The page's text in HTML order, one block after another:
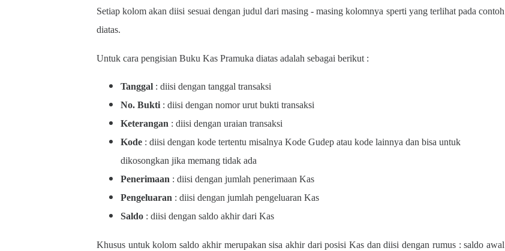
Setiap kolom akan diisi sesuai dengan judul dari masing - masing kolomnya sperti yang terlihat pada contoh
diatas.
Untuk cara pengisian Buku Kas Pramuka diatas adalah sebagai berikut :
Tanggal : diisi dengan tanggal transaksi
No. Bukti: diisi dengan nomor urut bukti transaksi
Keterangan : diisi dengan uraian transaksi
Kode : diisi dengan kode tertentu misalnya Kode Gudep atau kode lainnya dan bisa untuk
dikosongkan jika memang tidak ada
Penerimaan : diisi dengan jumlah penerimaan Kas
Pengeluaran : diisi dengan jumlah pengeluaran Kas
Saldo : diisi dengan saldo akhir dari Kas
Khusus untuk kolom saldo akhir merupakan sisa akhir dari posisi Kas dan diisi dengan rumus : saldo awal